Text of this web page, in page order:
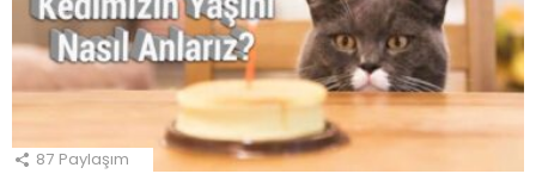
87 Paylaşım